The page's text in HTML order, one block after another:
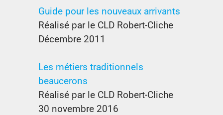
Guide pour les nouveaux arrivants
Réalisé par le CLD Robert-Cliche
Décembre 2011
Les métiers traditionnels
beaucerons
Réalisé par le CLD Robert-Cliche
30 novembre 2016